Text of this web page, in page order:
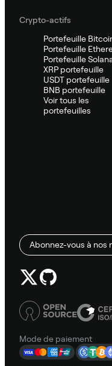
Crypto-actifs
Portefeuille
Portefeuille
Portefeuille
XRP portefeuille
USDT portefeuille
BNB portefeuille
Voir tous les
portefeuilles
Abonnez-vous à nos
Mode de paiement